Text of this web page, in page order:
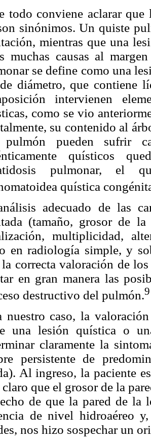
todo conviene aclarar
sinónimos. Un quiste
mientras que una
muchas causas al
se define como una
diámetro, que contiene
intervienen
como se vio
su contenido al
pueden sufrir
quísticos
pulmonar, el
quística
adecuado de las
(tamaño, grosor de
multiplicidad,
en radiología simple, y
correcta valoración de
en gran manera las
destructivo del pulmón.9
nuestro caso, la
una lesión quística o
claramente la
persistente de
Al ingreso, la paciente
claro que el grosor de la
de que la pared de la
de nivel hidroaéreo
nos hizo sospechar un